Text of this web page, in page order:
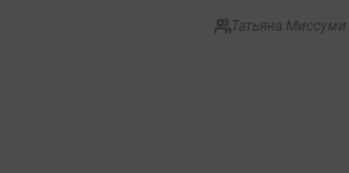
Татьяна Миссуми